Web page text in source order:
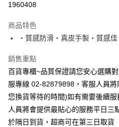
悠遊付
運送方式
全家付款取貨
7-11付款取貨
1960408
商品特色
‧質感防滑‧真皮手製‧質感佳
銷售重點
百貨專櫃~品質保證請您安心選購
服專線 02-82879898，客服人員
您換貨等待的時間)如有需要後續
人員將會提供最貼心的服務平日三
於隔日到貨，超商可在第三日取貨